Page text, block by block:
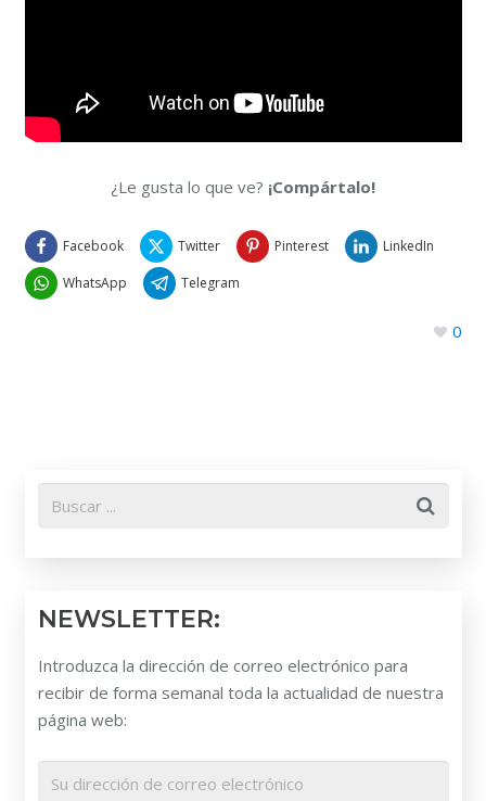
¿Le gusta lo que ve? ¡Compártalo!
Facebook Twitter Pinterest
LinkedIn
WhatsApp
Telegram
0
NEWSLETTER:
Introduzca la dirección de correo electrónico para
recibir de forma semanal toda la actualidad de nuestra
página web: